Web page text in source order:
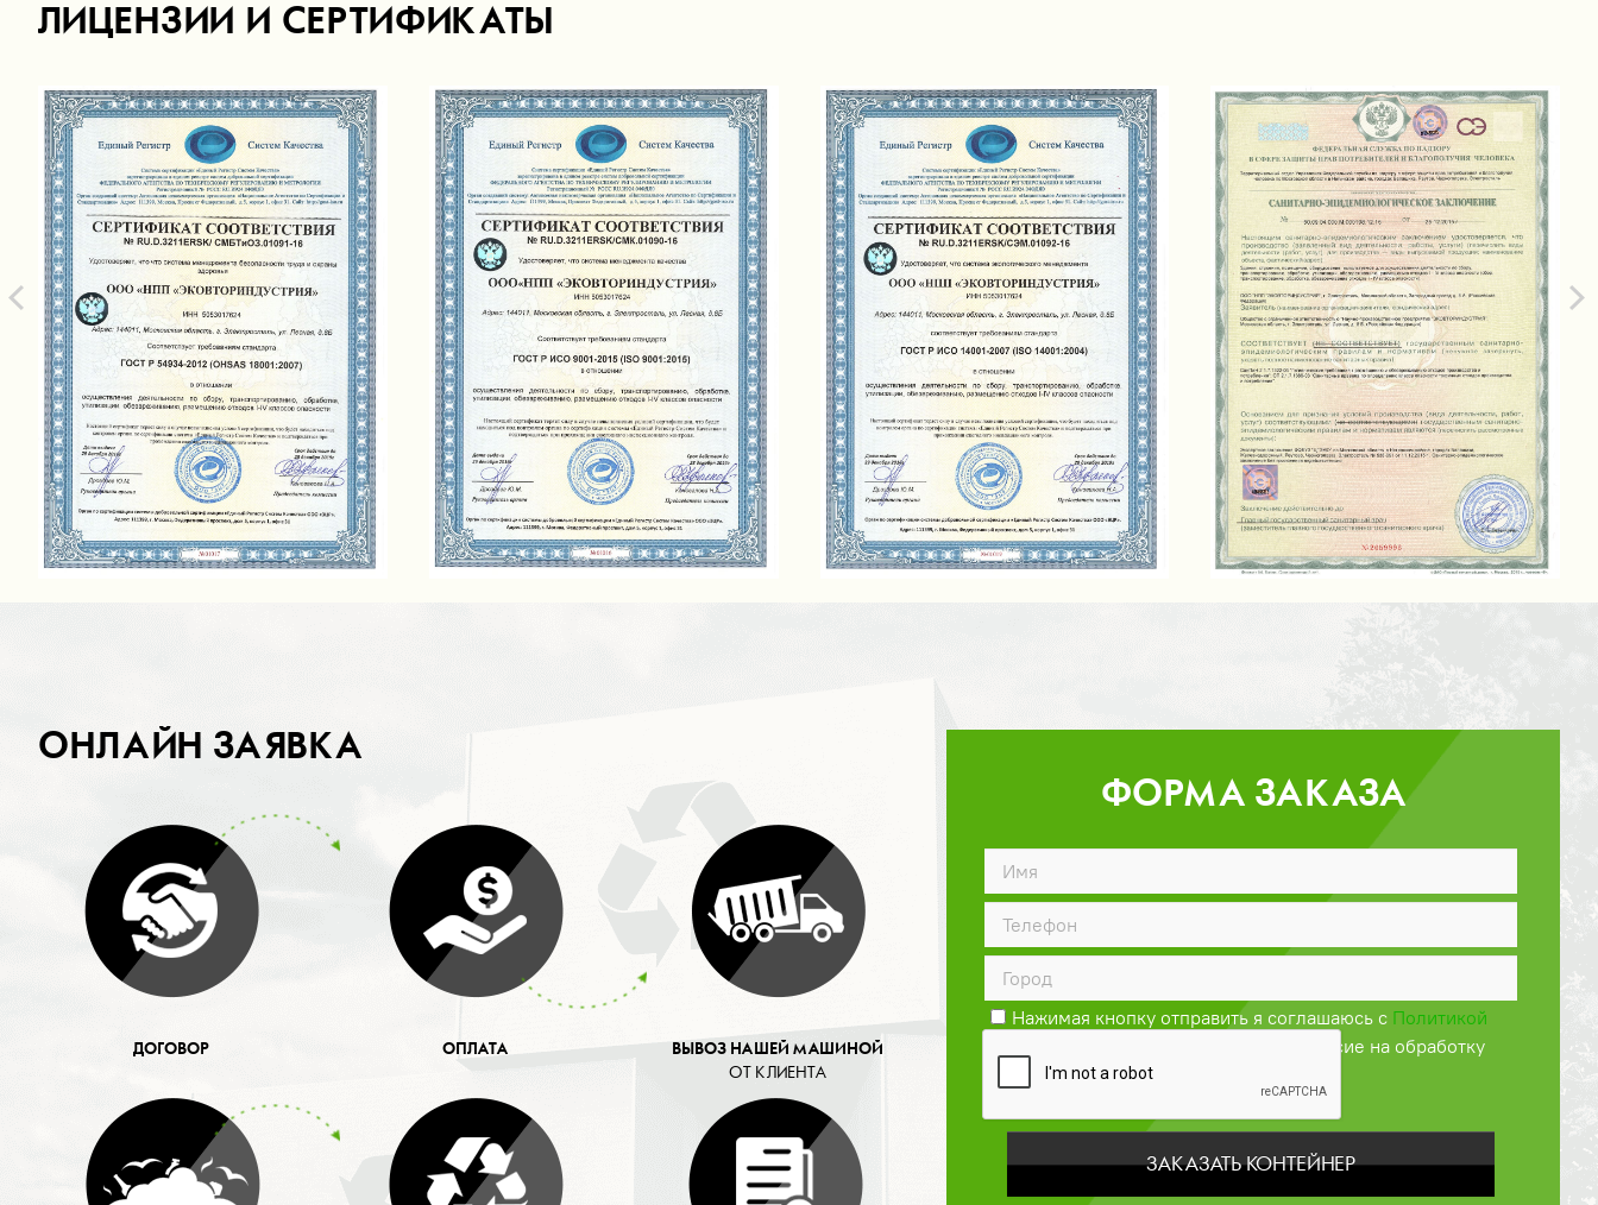
ЛИЦЕНЗИИ И СЕРТИФИКАТЫ
ОНЛАЙН ЗАЯВКА
ДОГОВОР ОПЛАТА
ВЫВОЗ НАШЕЙ МАШИНОЙ
ОТ КЛИЕНТА
ФОРМА ЗАКАЗА
Нажимая кнопку отправить я соглашаюсь с Политикой
и даю своё согласие на обработку
персональных данных
ЗАКАЗАТЬ КОНТЕЙНЕР